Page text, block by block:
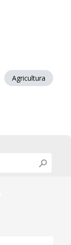
Agricultura